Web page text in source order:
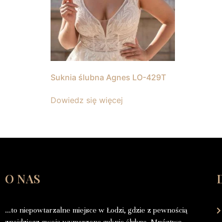
Suknia ślubna Agnes LO-429T
Dowiedz się więcej
O NAS
…to niepowtarzalne miejsce w Łodzi, gdzie z pewnością